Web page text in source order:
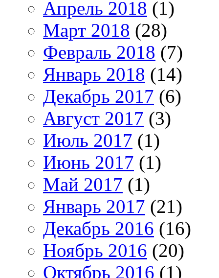
Апрель 2018 (1)
Март 2018 (28)
Февраль 2018 (7)
Январь 2018 (14)
Декабрь 2017 (6)
Август 2017 (3)
Июль 2017 (1)
Июнь 2017 (1)
Май 2017 (1)
Январь 2017 (21)
Декабрь 2016 (16)
Ноябрь 2016 (20)
Октябрь 2016 (1)